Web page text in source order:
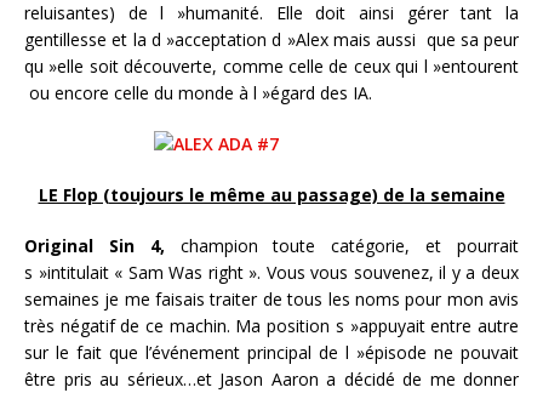
reluisantes) de l »humanité. Elle doit ainsi gérer tant la
gentillesse et la d »acceptation d »Alex mais aussi que sa peur
qu »elle soit découverte, comme celle de ceux qui l »entourent
ou encore celle du monde à l »égard des IA.
LE Flop (toujours le même au passage) de la semaine
Original Sin 4, champion toute catégorie, et pourrait
s »intitulait « Sam Was right ». Vous vous souvenez, il y a deux
semaines je me faisais traiter de tous les noms pour mon avis
très négatif de ce machin. Ma position s »appuyait entre autre
sur le fait que l’événement principal de l »épisode ne pouvait
être pris au sérieux…et Jason Aaron a décidé de me donner